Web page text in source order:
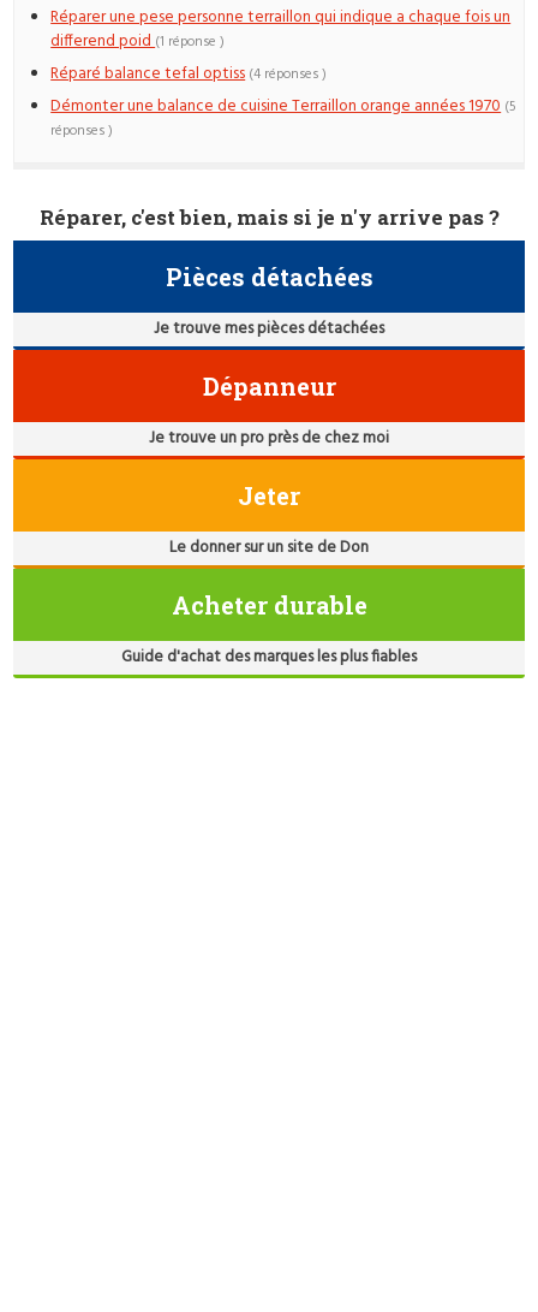
Réparer une pese personne terraillon qui indique a chaque fois un
differend poid(1 réponse )
Réparé balance tefal optiss (4 réponses )
Démonter une balance de cuisine Terraillon orange années 1970 (5
réponses )
Réparer, c'est bien, mais si je n'y arrive pas ?
Pièces détachées
Je trouve mes pièces détachées
Dépanneur
Je trouve un pro près de chez moi
Jeter
Le donner sur un site de Don
Acheter durable
Guide d'achat des marques les plus fiables